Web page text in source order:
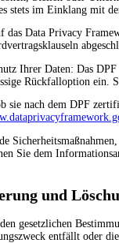
im Einklang mit
Data Privacy
Ihrer Daten: Das
Rückfalloption ein.
sie nach dem DPF
Sie dem
und
gesetzlichen
entfällt oder